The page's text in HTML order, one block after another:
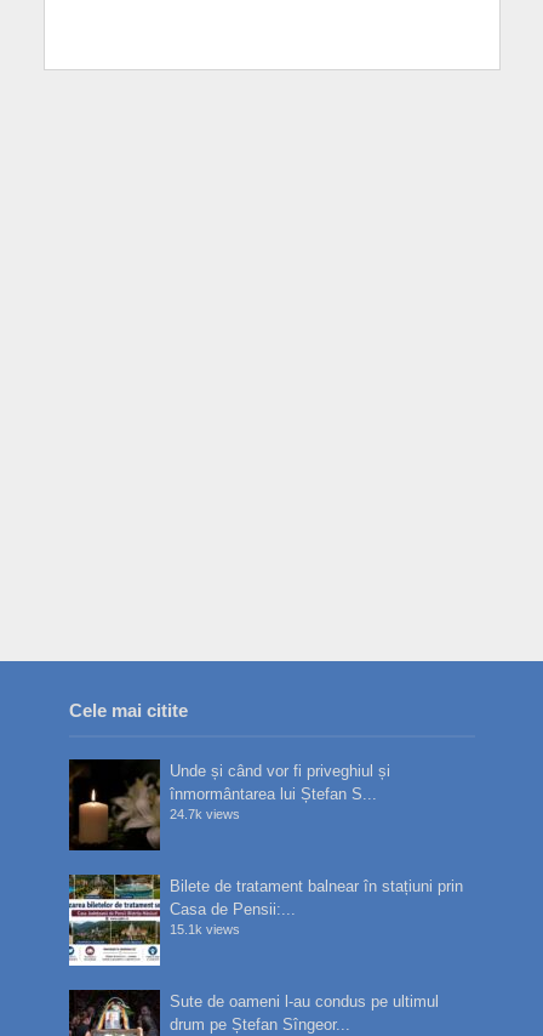
Cele mai citite
Unde și când vor fi priveghiul și
înmormântarea lui Ștefan S...
24.7k views
Bilete de tratament balnear în stațiuni prin
Casa de Pensii:...
15.1k views
Sute de oameni l-au condus pe ultimul
drum pe Ștefan Sîngeor...